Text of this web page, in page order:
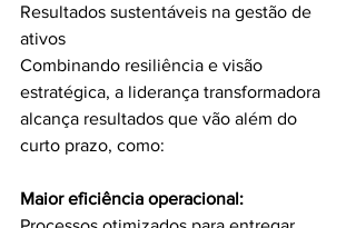
Resultados sustentáveis na gestão de
ativos
Combinando resiliência e visão
estratégica, a liderança transformadora
alcança resultados que vão além do
curto prazo, como:
Maior eficiência operacional: